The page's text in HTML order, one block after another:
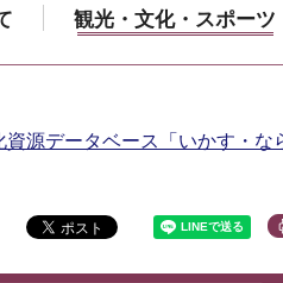
観光・文化・スポーツ
源データベース「いかす・な